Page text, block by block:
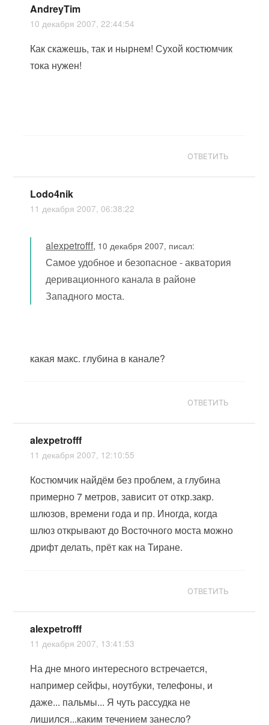
AndreyTim
10 декабря 2007, 22:44:54
Как скажешь, так и нырнем! Сухой костюмчик
тока нужен!
ОТВЕТИТЬ
Lodo4nik
11 декабря 2007, 06:38:22
alexpetrofff, 10 декабря 2007, писал:
Самое удобное и безопасное - акватория
деривационного канала в районе
Западного моста.
какая макс. глубина в канале?
ОТВЕТИТЬ
alexpetrofff
11 декабря 2007, 12:10:55
Костюмчик найдём без проблем, а глубина
примерно 7 метров, зависит от откр.закр.
шлюзов, времени года и пр. Иногда, когда
шлюз открывают до Восточного моста можно
дрифт делать, прёт как на Тиране.
ОТВЕТИТЬ
alexpetrofff
11 декабря 2007, 13:41:53
На дне много интересного встречается,
например сейфы, ноутбуки, телефоны, и
даже... пальмы... Я чуть рассудка не
лишился...каким течением занесло?